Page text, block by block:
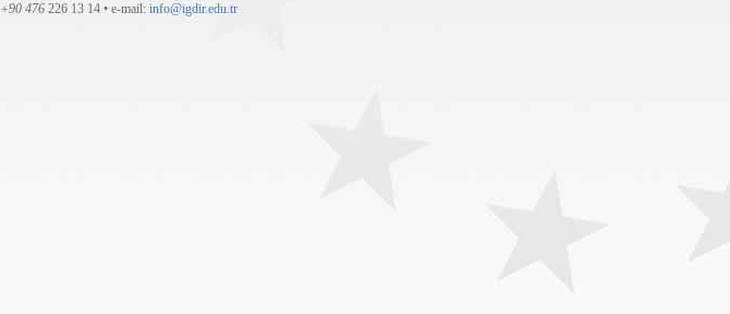
+90 476226 13 14 • e-mail: info@igdir.edu.tr